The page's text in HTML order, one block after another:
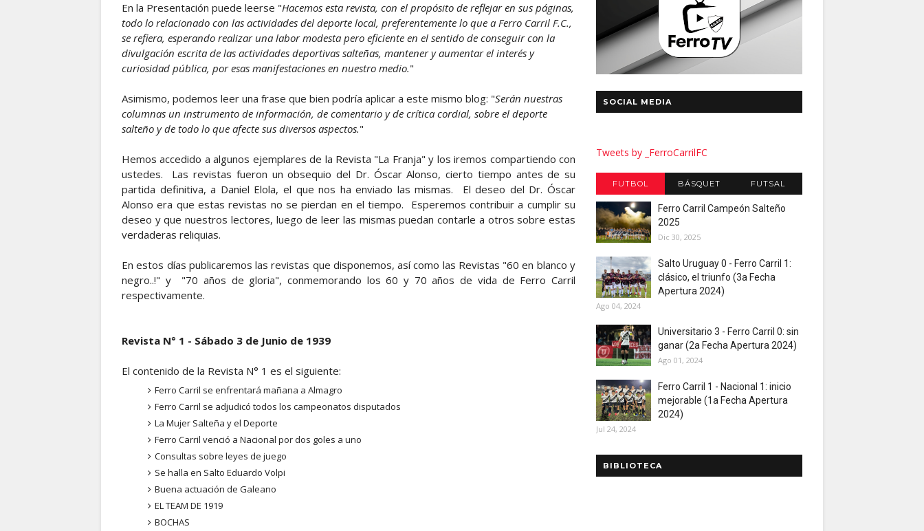
En la Presentación puede leerse "Hacemos esta revista, con el propósito de reflejar en sus páginas,
todo lo relacionado con las actividades del deporte local, preferentemente lo que a Ferro Carril F.C.,
se refiera, esperando realizar una labor modesta pero eficiente en el sentido de conseguir con la
divulgación escrita de las actividades deportivas salteñas, mantener y aumentar el interés y
curiosidad pública, por esas manifestaciones en nuestro medio."
Asimismo, podemos leer una frase que bien podría aplicar a este mismo blog: "Serán nuestras
columnas un instrumento de información, de comentario y de crítica cordial, sobre el deporte
salteño y de todo lo que afecte sus diversos aspectos."
Hemos accedido a algunos ejemplares de la Revista "La Franja" y los iremos compartiendo con
ustedes. Las revistas fueron un obsequio del Dr. Óscar Alonso, cierto tiempo antes de su
partida definitiva, a Daniel Elola, el que nos ha enviado las mismas. El deseo del Dr. Óscar
Alonso era que estas revistas no se pierdan en el tiempo. Esperemos contribuir a cumplir su
deseo y que nuestros lectores, luego de leer las mismas puedan contarle a otros sobre estas
verdaderas reliquias.
En estos días publicaremos las revistas que disponemos, así como las Revistas "60 en blanco y
negro..!" y "70 años de gloria", conmemorando los 60 y 70 años de vida de Ferro Carril
respectivamente.
Revista N° 1 - Sábado 3 de Junio de 1939
El contenido de la Revista N° 1 es el siguiente:
Ferro Carril se enfrentará mañana a Almagro
Ferro Carril se adjudicó todos los campeonatos disputados
La Mujer Salteña y el Deporte
Ferro Carril venció a Nacional por dos goles a uno
Consultas sobre leyes de juego
Se halla en Salto Eduardo Volpi
Buena actuación de Galeano
EL TEAM DE 1919
BOCHAS
SOCIAL MEDIA
Tweets by _FerroCarrilFC
FUTBOL BÁSQUET FUTSAL
Ferro Carril Campeón Salteño
2025
Dic 30, 2025
Salto Uruguay 0 - Ferro Carril 1:
clásico, el triunfo (3a Fecha
Apertura 2024)
Ago 04, 2024
Universitario 3 - Ferro Carril 0: sin
ganar (2a Fecha Apertura 2024)
Ago 01, 2024
Ferro Carril 1 - Nacional 1: inicio
mejorable (1a Fecha Apertura
2024)
Jul 24, 2024
BIBLIOTECA